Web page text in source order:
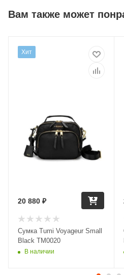
Вам также может
Хит
Сумка Tumi Voyageur Small
Black TM0020
В наличии
20 880 ₽